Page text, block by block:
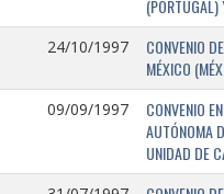
(PORTUGAL)
24/10/1997
CONVENIO
MÉXICO
09/09/1997
CONVENIO
AUTÓNOMA
UNIDAD DE